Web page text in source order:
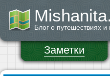
Mishanita.
Блог о путешествиях и
Заметки